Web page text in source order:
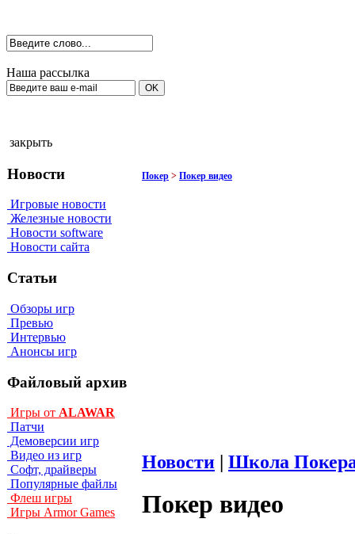
Наша рассылка
закрыть
Новости
Игровые новости
Железные новости
Новости software
Новости сайта
Статьи
Обзоры игр
Превью
Интервью
Анонсы игр
Файловый архив
Игры от ALAWAR
Патчи
Демоверсии игр
Видео из игр
Софт, драйверы
Популярные файлы
Флеш игры
Игры Armor Games
Покер > Покер видео
Новости | Школа
Покер видео